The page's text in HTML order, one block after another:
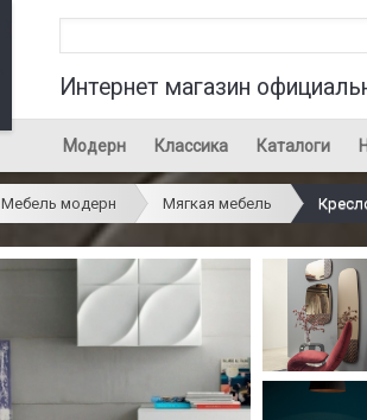
Интернет магазин
Модерн Классика Каталоги
Мебель модерн Мягкая мебель